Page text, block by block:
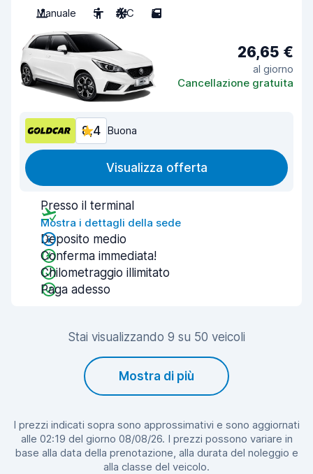
Manuale
5 A/C 5
26,65 €
al giorno
Cancellazione gratuita
8,4 Buona
Visualizza offerta
Presso il terminal
Mostra i dettagli della sede
Deposito medio
Conferma immediata!
Chilometraggio illimitato
Paga adesso
Stai visualizzando 9 su 50 veicoli
Mostra di più
I prezzi indicati sopra sono approssimativi e sono aggiornati
alle 02:19 del giorno 08/08/26. I prezzi possono variare in
base alla data della prenotazione, alla durata del noleggio e
alla classe del veicolo.